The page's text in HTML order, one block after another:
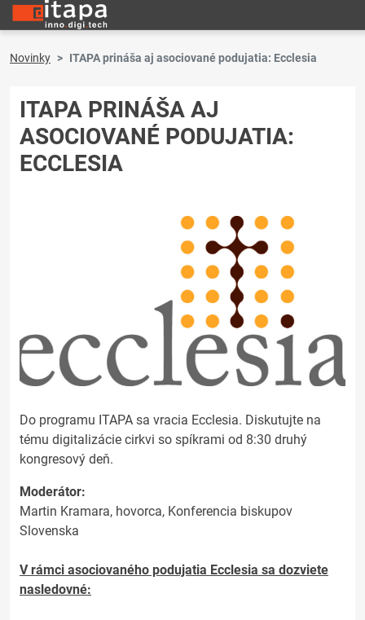
Novinky ITAPA prináša aj asociované podujatia: Ecclesia
ITAPA PRINÁŠA AJ
ASOCIOVANÉ PODUJATIA:
ECCLESIA
Do programu ITAPA sa vracia Ecclesia. Diskutujte na
tému digitalizácie cirkvi so spíkrami od 8:30 druhý
kongresový deň.
Moderátor:
Martin Kramara, hovorca, Konferencia biskupov
Slovenska
V rámci asociovaného podujatia Ecclesia sa dozviete
nasledovné: